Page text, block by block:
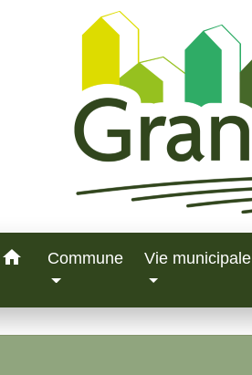
home Commune Vie municipale